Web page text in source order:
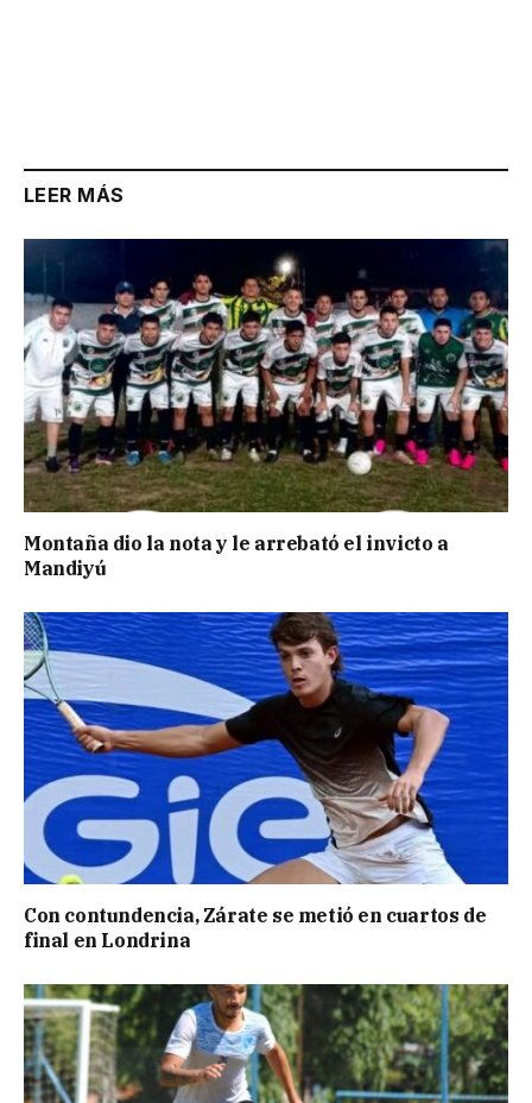
LEER MÁS
Montaña dio la nota y le arrebató el invicto a
Mandiyú
Con contundencia, Zárate se metió en cuartos de
final en Londrina